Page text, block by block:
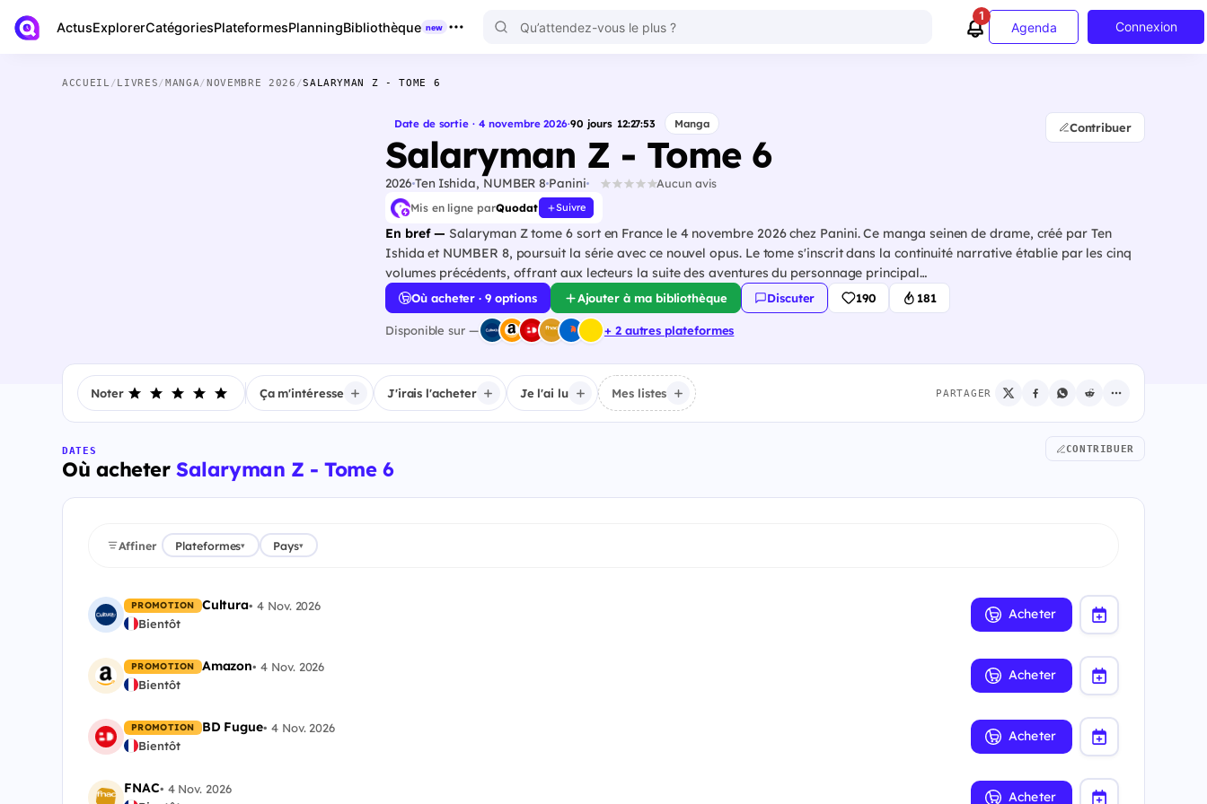
ActusExplorerCatégoriesPlateformesPlanningBibliothèque new
1
Agenda Connexion
ACCUEIL /LIVRES/MANGA/NOVEMBRE 2026 /SALARYMAN Z - TOME 6
Date de sortie · 4 novembre 2026·90 jours 12:27:52 Manga
Salaryman Z - Tome 6
2026 Ten Ishida, NUMBER 8 Panini Aucun avis
Mis en ligne parQuodat Suivre
En bref — Salaryman Z tome 6 sort en France le 4 novembre 2026 chez Panini. Ce manga seinen de drame, créé par Ten
Ishida et NUMBER 8, poursuit la série avec ce nouvel opus. Le tome s'inscrit dans la continuité narrative établie par les cinq
volumes précédents, offrant aux lecteurs la suite des aventures du personnage principal…
Contribuer
Où acheter · 9 options Ajouter à ma bibliothèque Discuter 190 181
Disponible sur — + 2 autres plateformes
Noter Ça m'intéresse J'irais l'acheter Je l'ai lu Mes listes PARTAGER
DATES
Où acheterSalaryman Z - Tome 6
CONTRIBUER
Affiner Plateformes▾ Pays▾
PROMOTION Cultura•4 Nov. 2026
Bientôt
Acheter
PROMOTION Amazon•4 Nov. 2026
Bientôt
Acheter
PROMOTION BD Fugue• 4 Nov. 2026
Bientôt
Acheter
FNAC• 4 Nov. 2026
Acheter